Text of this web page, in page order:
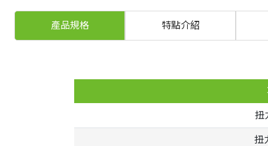
產品規格 特點介紹
扭
扭